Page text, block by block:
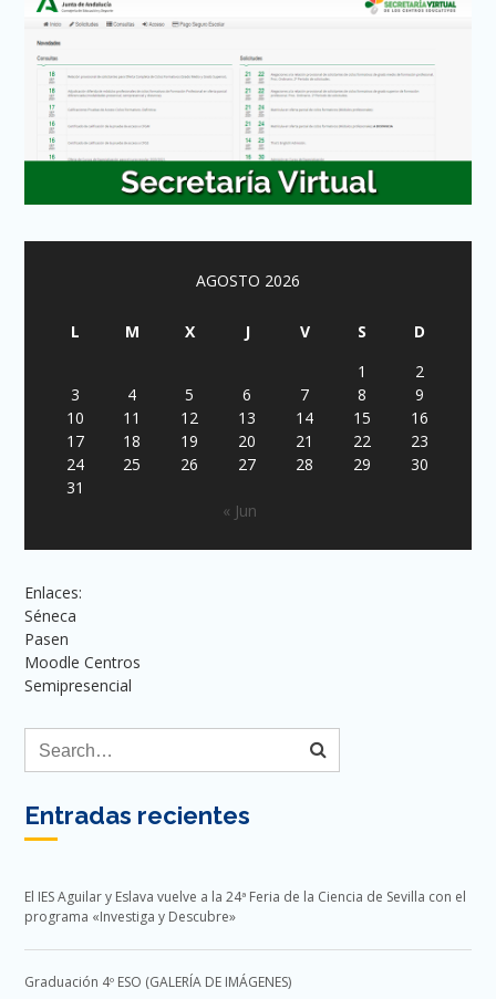
AGOSTO 2026
L M X J V S
D
1
2
3
4 5 6 7 8
9
10
11 12 13 14 15
16
17
18 19 20 21 22
23
24
25 26 27 28 29
30
31
« Jun
Enlaces:
Séneca
Pasen
Moodle Centros
Semipresencial
Entradas recientes
El IES Aguilar y Eslava vuelve a la 24ª Feria de la Ciencia de Sevilla con el
programa «Investiga y Descubre»
Graduación 4º ESO (GALERÍA DE IMÁGENES)